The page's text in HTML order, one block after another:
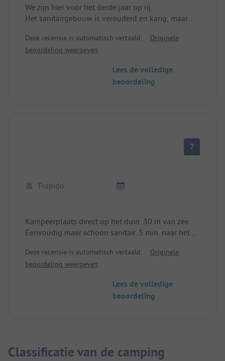
We zijn hier voor het derde jaar op rij.
Het sanitairgebouw is verouderd en karig, maar
het toilet te gaan.
Zeer mooie staanplaatsen.
gescheiden door een duin.
Wij vinden het hier erg leuk.
Deze recensie is automatisch vertaald.
Originele
beoordeling weergeven
Lees de volledige
beoordeling
7
Frapido
Kampeerplaats direct op het duin .30 m van zee.
Eenvoudig maar schoon sanitair. 5 min. naar het
Deze recensie is automatisch vertaald.
Originele
beoordeling weergeven
Lees de volledige
beoordeling
Classificatie van de camping